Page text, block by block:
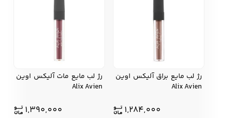
رژ لب مایع براق آلیکس اوین
Alix Avien
1,284,000
رژ لب مایع مات آلیکس اوین
Alix Avien
1,390,000